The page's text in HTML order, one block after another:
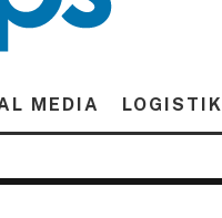
MEDIA LOGISTIK